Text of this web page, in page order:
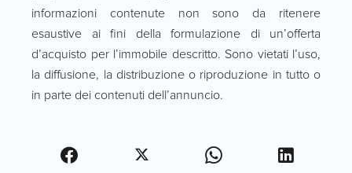
informazioni contenute non sono da ritenere
esaustive ai fini della formulazione di un’offerta
d’acquisto per l’immobile descritto. Sono vietati l’uso,
la diffusione, la distribuzione o riproduzione in tutto o
in parte dei contenuti dell’annuncio.